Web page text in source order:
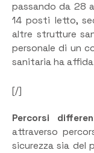
passando da 28
14 posti letto,
altre strutture
personale di un
sanitaria ha
[/]
Percorsi
attraverso
sicurezza sia del